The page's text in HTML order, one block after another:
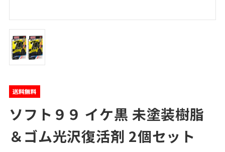
ソフト９９ イケ黒 未塗装樹脂
＆ゴム光沢復活剤 2個セット